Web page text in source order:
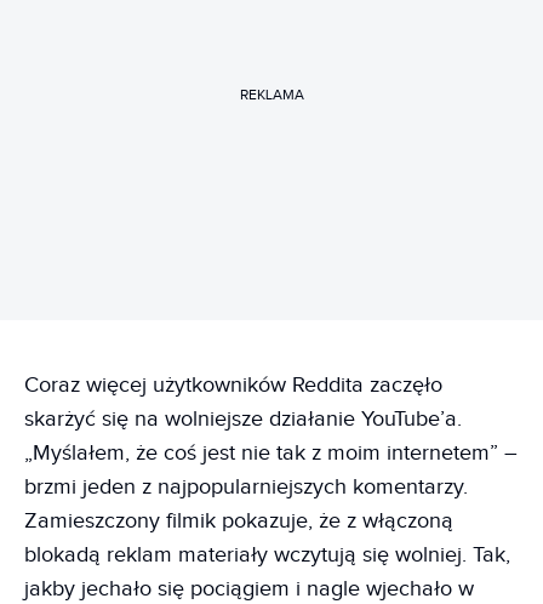
REKLAMA
Coraz więcej użytkowników Reddita zaczęło
skarżyć się na wolniejsze działanie YouTube’a.
„Myślałem, że coś jest nie tak z moim internetem” –
brzmi jeden z najpopularniejszych komentarzy.
Zamieszczony filmik pokazuje, że z włączoną
blokadą reklam materiały wczytują się wolniej. Tak,
jakby jechało się pociągiem i nagle wjechało w